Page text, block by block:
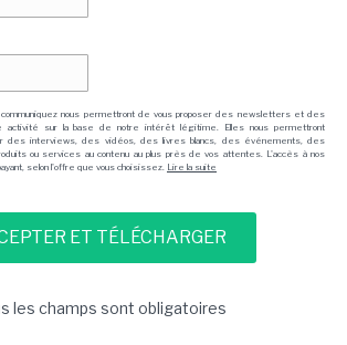
nous permettront de vous proposer des newsletters et des
activité sur la base de notre intérêt légitime. Elles nous permettront
des interviews, des vidéos, des livres blancs, des événements, des
ou services au contenu au plus près de vos attentes. L'accès à nos
selon l'offre que vous choisissez. Lire la suite
les champs sont obligatoires